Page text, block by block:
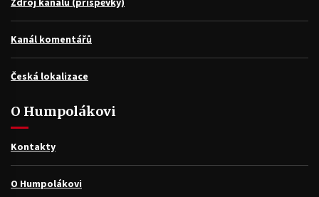
Kanál komentářů
Česká lokalizace
O Humpolákovi
Kontakty
O Humpolákovi